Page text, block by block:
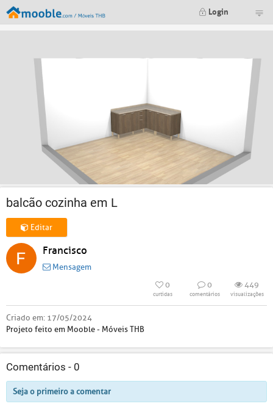
Login
balcão cozinha em L
Editar
Francisco
Mensagem
0
curtidas
0
comentários
449
visualizações
Criado em: 17/05/2024
Projeto feito em Mooble - Móveis THB
Comentários - 0
Seja o primeiro a comentar